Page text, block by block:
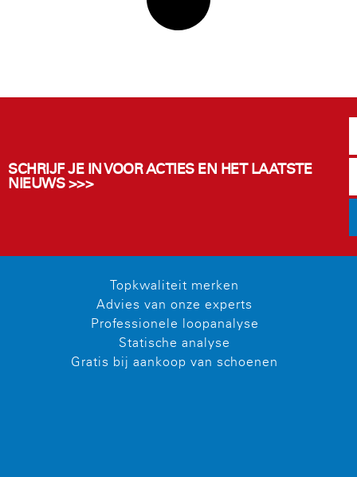
SCHRIJF JE IN VOOR ACTIES EN HET LAATSTE
NIEUWS >>>
Topkwaliteit merken
Advies van onze experts
Professionele loopanalyse
Statische analyse
Gratis bij aankoop van schoenen